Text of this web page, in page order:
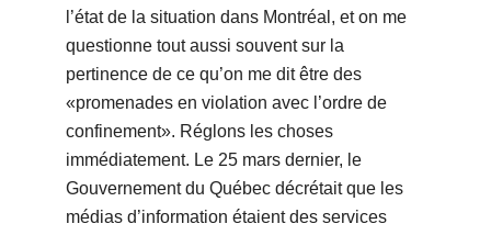
l’état de la situation dans Montréal, et on me
questionne tout aussi souvent sur la
pertinence de ce qu’on me dit être des
«promenades en violation avec l’ordre de
confinement». Réglons les choses
immédiatement. Le 25 mars dernier, le
Gouvernement du Québec décrétait que les
médias d’information étaient des services